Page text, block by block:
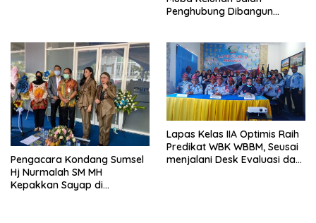
Penghubung Dibangun
Pengacara Kondang Sumsel
Hj Nurmalah SM MH
Kepakkan Sayap di
Lapas Kelas IIA Optimis Raih
Predikat WBK WBBM, Seusai
menjalani Desk Evaluasi dari